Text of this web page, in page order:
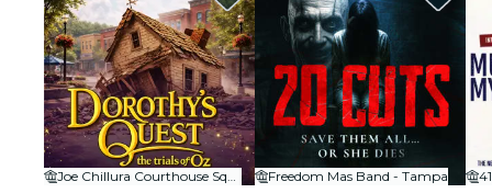
Joe Chillura Courthouse Square
Freedom Mas Band - Tampa